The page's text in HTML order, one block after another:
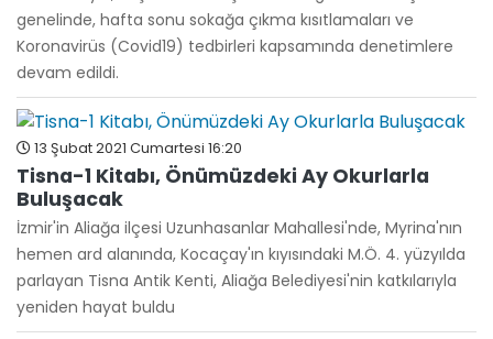
genelinde, hafta sonu sokağa çıkma kısıtlamaları ve
Koronavirüs (Covid19) tedbirleri kapsamında denetimlere
devam edildi.
13 Şubat 2021 Cumartesi 16:20
Tisna-1 Kitabı, Önümüzdeki Ay Okurlarla
Buluşacak
İzmir'in Aliağa ilçesi Uzunhasanlar Mahallesi'nde, Myrina'nın
hemen ard alanında, Kocaçay'ın kıyısındaki M.Ö. 4. yüzyılda
parlayan Tisna Antik Kenti, Aliağa Belediyesi'nin katkılarıyla
yeniden hayat buldu